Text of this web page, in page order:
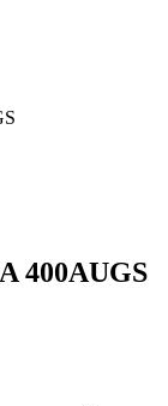
400AUGS